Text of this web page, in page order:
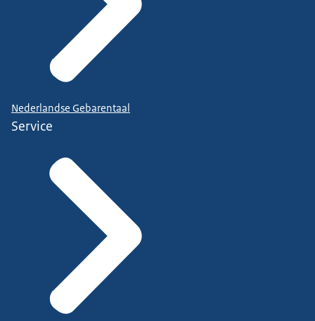
Nederlandse Gebarentaal
Service